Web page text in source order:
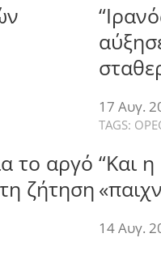
17 Αυγ.
το αργό
ζήτηση
TAGS:
“Και
14 Αυγ.